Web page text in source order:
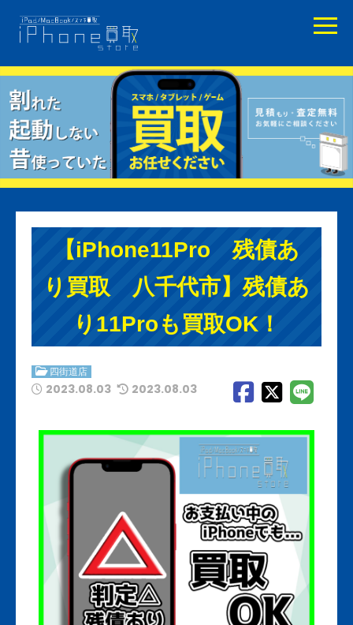
【iPhone11Pro 残債あ
り買取 八千代市】残債あ
り11Proも買取OK！
四街道店
2023.08.03 2023.08.03